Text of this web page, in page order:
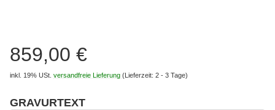
859,00 €
inkl. 19% USt. versandfreie Lieferung (Lieferzeit: 2 - 3 Tage)
GRAVURTEXT